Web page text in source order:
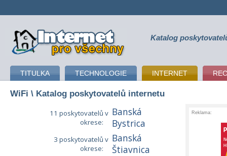
připojení k internetu Katalog
TITULKA TECHNOLOGIE INTERNET
WiFi \ Katalog poskytovatelů internetu
Reklama:
11 poskytovatelů v
okrese:
Banská
Bystrica
3 poskytovatelů v
okrese:
Banská
Štiavnica